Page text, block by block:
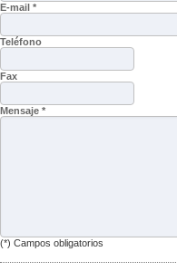
E-mail *
Teléfono
Fax
Mensaje *
(*) Campos obligatorios